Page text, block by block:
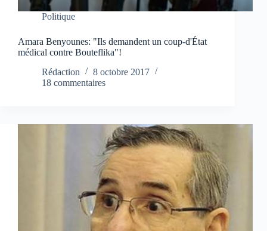
Politique
Amara Benyounes: "Ils demandent un coup-d'État
médical contre Bouteflika"!
Rédaction
8 octobre 2017
18 commentaires